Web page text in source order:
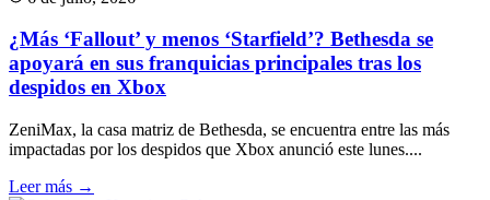
¿Más ‘Fallout’ y menos ‘Starfield’? Bethesda se
apoyará en sus franquicias principales tras los
despidos en Xbox
ZeniMax, la casa matriz de Bethesda, se encuentra entre las más
impactadas por los despidos que Xbox anunció este lunes....
Leer más →